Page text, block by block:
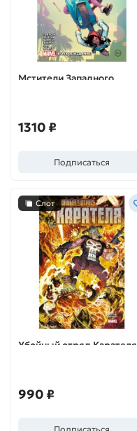
Мстители Западного
1310 ₽
Подписаться
Слот
Убойный отряд Карателя
990 ₽